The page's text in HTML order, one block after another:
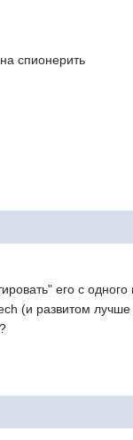
спионерить
его с
(и развитом